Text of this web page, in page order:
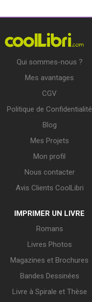
Qui sommes-nous ?
Mes avantages
CGV
Politique de Confidentialité
Blog
Mes Projets
Mon profil
Nous contacter
Avis Clients CoolLibri
IMPRIMER UN LIVRE
Romans
Livres Photos
Magazines et Brochures
Bandes Dessinées
Livre à Spirale et Thèse